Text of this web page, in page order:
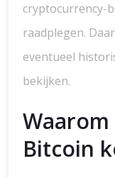
cryptocurrency-
raadplegen.
eventueel
bekijken.
Bitcoin